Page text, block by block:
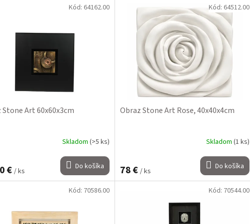
Stone Art 60x60x3cm
Skladom (>5 ks)
€ / ks Do košíka
Kód: 64162.00
Obraz Stone Art Rose, 40x40x4cm
Skladom (1 ks)
78 € / ks Do košíka
Kód: 64512.00
Kód: 70586.00 Kód: 70544.00